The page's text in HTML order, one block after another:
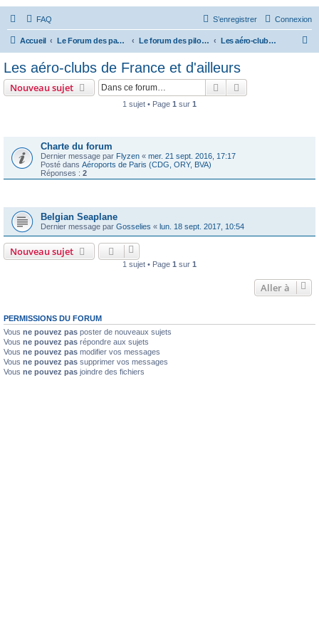
FAQ Connexion
S’enregistrer
Accueil Le Forum des passionnés d'aviation Le forum des pilotes privés Les aéro-clubs de France et d'ailleurs
Les aéro-clubs de France et d'ailleurs
Nouveau sujet Rechercher
1 sujet • Page 1 sur 1
Charte du forum
Dernier message par Flyzen « mer. 21 sept. 2016, 17:17
Posté dans Aéroports de Paris (CDG, ORY, BVA)
Réponses : 2
Belgian Seaplane
Dernier message par Gosselies « lun. 18 sept. 2017, 10:54
Nouveau sujet
1 sujet • Page 1 sur 1
Aller à
PERMISSIONS DU FORUM
Vous ne pouvez pas poster de nouveaux sujets
Vous ne pouvez pas répondre aux sujets
Vous ne pouvez pas modifier vos messages
Vous ne pouvez pas supprimer vos messages
Vous ne pouvez pas joindre des fichiers